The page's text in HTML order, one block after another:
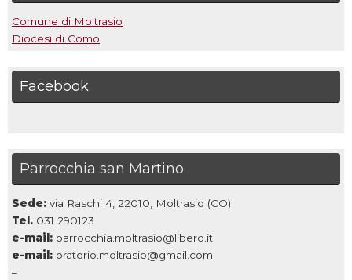
Comune di Moltrasio
Diocesi di Como
Facebook
Parrocchia san Martino
Sede: via Raschi 4, 22010, Moltrasio (CO)
Tel. 031 290123
e-mail: parrocchia.moltrasio@libero.it
e-mail: oratorio.moltrasio@gmail.com
–